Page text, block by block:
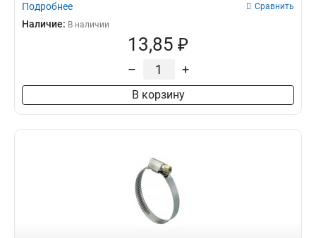
Подробнее Сравнить
Наличие: В наличии
13,85 ₽
– +
В корзину